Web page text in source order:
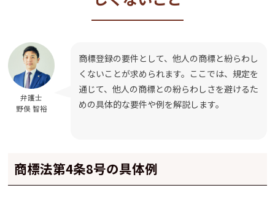
弁護士
野俣 智裕
商標登録の要件として、他人の商標と紛らわし
くないことが求められます。ここでは、規定を
通じて、他人の商標との紛らわしさを避けるた
めの具体的な要件や例を解説します。
商標法第4条8号の具体例